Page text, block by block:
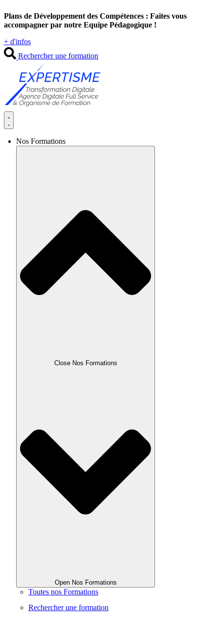
au
contenu
Plans de Développement des Compétences : Faites vous
accompagner par notre Equipe Pédagogique !
+ d'infos
Rechercher une formation
Nos Formations
Close Nos Formations
Open Nos Formations
Toutes nos Formations
Rechercher une formation